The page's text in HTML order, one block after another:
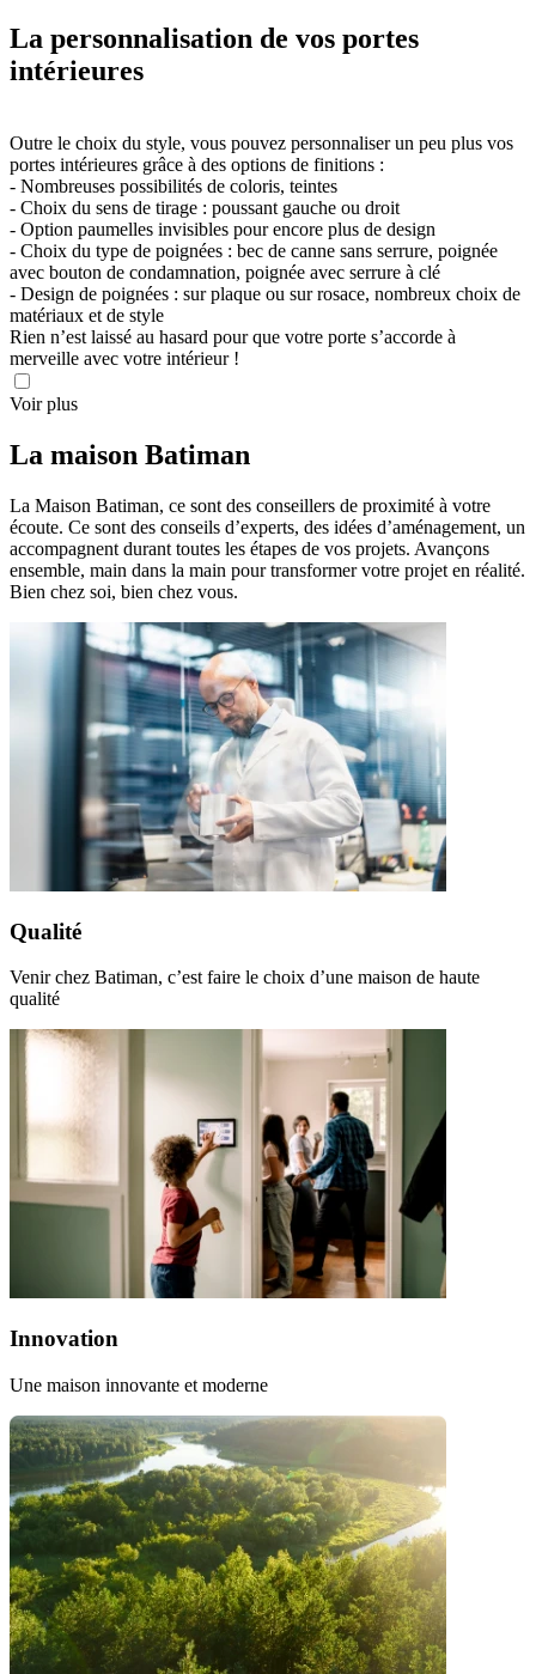
La personnalisation de vos portes
intérieures
Outre le choix du style, vous pouvez personnaliser un peu plus vos
portes intérieures grâce à des options de finitions :
- Nombreuses possibilités de coloris, teintes
- Choix du sens de tirage : poussant gauche ou droit
- Option paumelles invisibles pour encore plus de design
- Choix du type de poignées : bec de canne sans serrure, poignée
avec bouton de condamnation, poignée avec serrure à clé
- Design de poignées : sur plaque ou sur rosace, nombreux choix de
matériaux et de style
Rien n’est laissé au hasard pour que votre porte s’accorde à
merveille avec votre intérieur !
Voir plus
La maison Batiman
La Maison Batiman, ce sont des conseillers de proximité à votre
écoute. Ce sont des conseils d’experts, des idées d’aménagement, un
accompagnent durant toutes les étapes de vos projets. Avançons
ensemble, main dans la main pour transformer votre projet en réalité.
Bien chez soi, bien chez vous.
Qualité
Venir chez Batiman, c’est faire le choix d’une maison de haute
qualité
Innovation
Une maison innovante et moderne